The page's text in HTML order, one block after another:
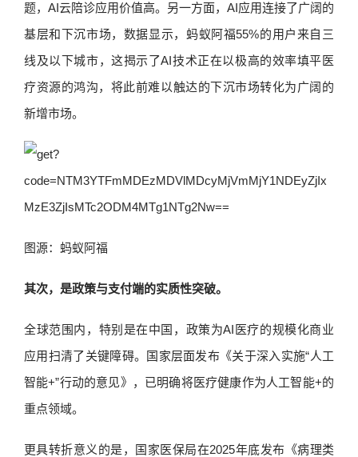
题，AI云陪诊应用价值高。另一方面，AI应用连接了广阔的
基层和下沉市场，数据显示，蚂蚁阿福55%的用户来自三
线及以下城市，这揭示了AI技术正在以极高的效率填平医
疗资源的鸿沟，将此前难以触达的下沉市场转化为广阔的
新增市场。
图源：蚂蚁阿福
其次，是政策与支付端的实质性突破。
全球范围内，特别是在中国，政策为AI医疗的规模化商业
应用扫清了关键障碍。国家层面发布《关于深入实施“人工
智能+”行动的意见》，已明确将医疗健康作为人工智能+的
重点领域。
更具转折意义的是，国家医保局在2025年底发布《病理类